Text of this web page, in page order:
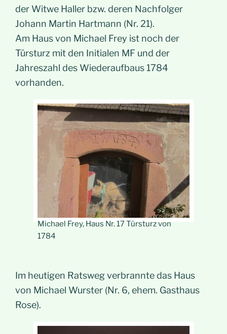
der Witwe Haller bzw. deren Nachfolger
Johann Martin Hartmann (Nr. 21).
Am Haus von Michael Frey ist noch der
Türsturz mit den Initialen MF und der
Jahreszahl des Wiederaufbaus 1784
vorhanden.
Michael Frey, Haus Nr. 17 Türsturz von
1784
Im heutigen Ratsweg verbrannte das Haus
von Michael Wurster (Nr. 6, ehem. Gasthaus
Rose).